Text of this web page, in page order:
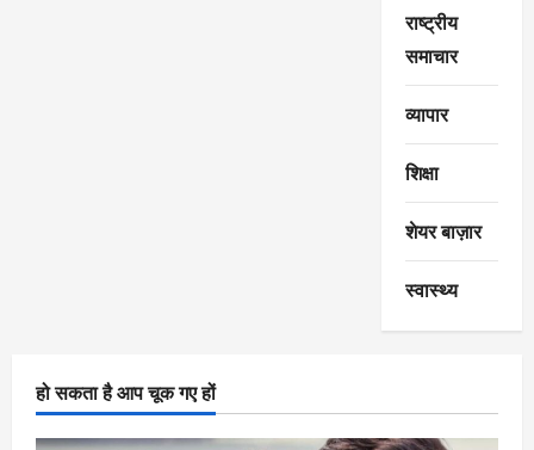
राष्ट्रीय
समाचार
व्यापार
शिक्षा
शेयर बाज़ार
स्वास्थ्य
हो सकता है आप चूक गए हों